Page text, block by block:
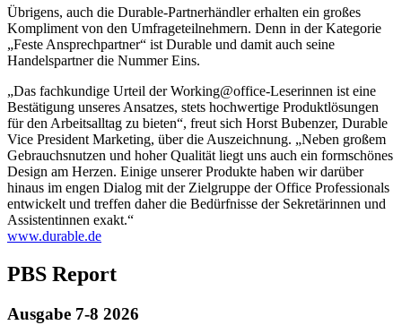
Übrigens, auch die Durable-Partnerhändler erhalten ein großes
Kompliment von den Umfrageteilnehmern. Denn in der Kategorie
„Feste Ansprechpartner“ ist Durable und damit auch seine
Handelspartner die Nummer Eins.
„Das fachkundige Urteil der Working@office-Leserinnen ist eine
Bestätigung unseres Ansatzes, stets hochwertige Produktlösungen
für den Arbeitsalltag zu bieten“, freut sich Horst Bubenzer, Durable
Vice President Marketing, über die Auszeichnung. „Neben großem
Gebrauchsnutzen und hoher Qualität liegt uns auch ein formschönes
Design am Herzen. Einige unserer Produkte haben wir darüber
hinaus im engen Dialog mit der Zielgruppe der Office Professionals
entwickelt und treffen daher die Bedürfnisse der Sekretärinnen und
Assistentinnen exakt.“
www.durable.de
PBS Report
Ausgabe 7-8 2026